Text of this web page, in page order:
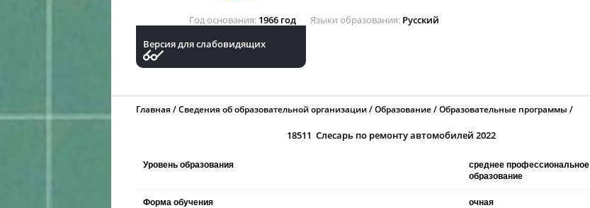
Год основания 1966 год Языки образования Русский
Версия для слабовидящих
Главная Сведения об образовательной организации Образование Образовательные программы
18511 Слесарь по ремонту автомобилей 2022
Уровень образования
среднее профессиональное
образование
Форма обучения очная